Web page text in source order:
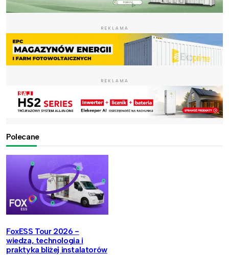
REKLAMA
REKLAMA
Polecane
FoxESS Tour 2026 -
wiedza, technologia i
praktyka bliżej instalatorów